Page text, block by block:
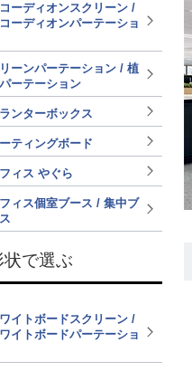
ーディオンスクリーン /
ーディオンパーテーショ
ーンパーテーション / 植
ーテーション
ンターボックス
ティングボード
ィス やぐら
ィス個室ブース / 集中ブ
状で選ぶ
イトボードスクリーン /
イトボードパーテーショ